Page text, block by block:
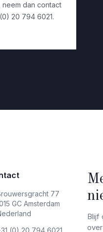
dan contact
20 794 6021.
77
GC Amsterdam
(0) 20 794 6021
Blijf